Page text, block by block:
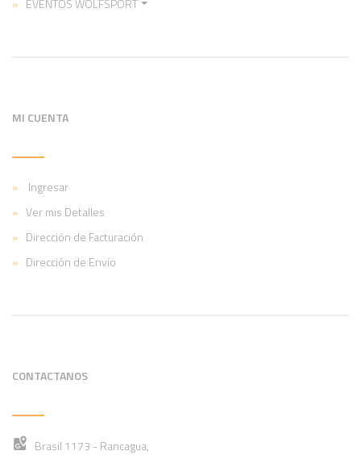
MI CUENTA
Ingresar
Ver mis Detalles
Dirección de Facturación
Dirección de Envío
CONTACTANOS
Brasil 1173 - Rancagua,